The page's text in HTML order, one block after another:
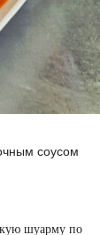
соусом
шуарму по